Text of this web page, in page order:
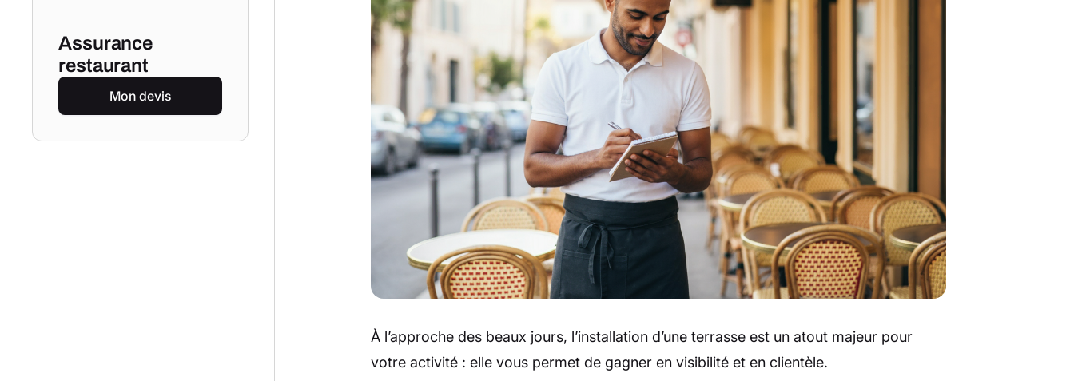
Assurance
restaurant
Mon devis
À l’approche des beaux jours, l’installation d’une terrasse est un atout majeur pour
votre activité : elle vous permet de gagner en visibilité et en clientèle.